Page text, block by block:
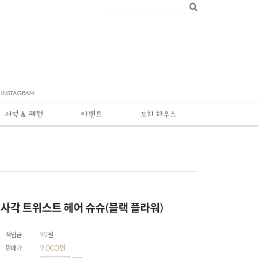
INSTAGRAM
서적 & 패턴 이벤트 도치 하우스
사각 트위스트 헤어 슈슈(블랙 플라워)
적립금
90원
판매가
9,000원